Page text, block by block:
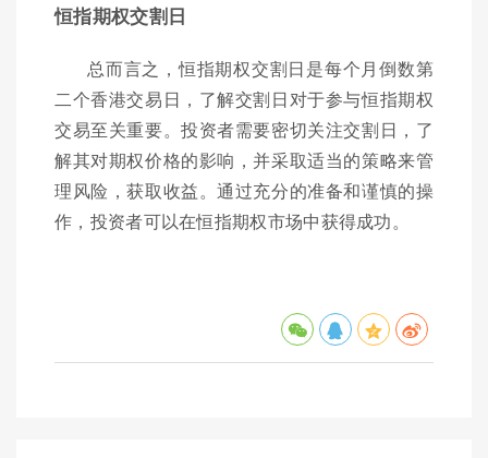
恒指期权交割日
总而言之，恒指期权交割日是每个月倒数第
二个香港交易日，了解交割日对于参与恒指期权
交易至关重要。投资者需要密切关注交割日，了
解其对期权价格的影响，并采取适当的策略来管
理风险，获取收益。通过充分的准备和谨慎的操
作，投资者可以在恒指期权市场中获得成功。